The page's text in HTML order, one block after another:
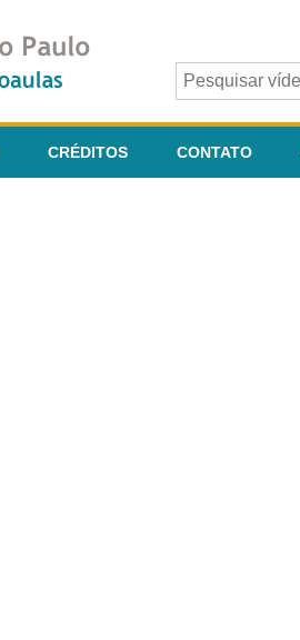
CRÉDITOS CONTATO